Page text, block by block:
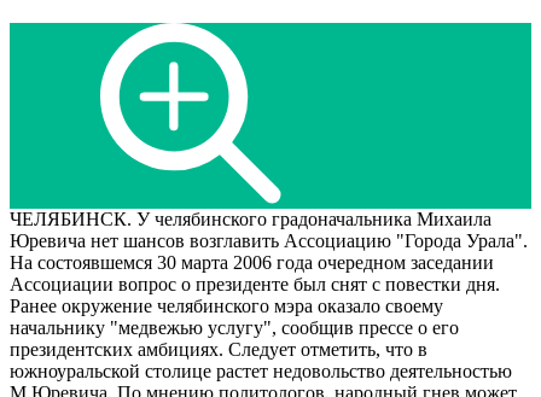
ЧЕЛЯБИНСК. У челябинского градоначальника Михаила
Юревича нет шансов возглавить Ассоциацию "Города Урала".
На состоявшемся 30 марта 2006 года очередном заседании
Ассоциации вопрос о президенте был снят с повестки дня.
Ранее окружение челябинского мэра оказало своему
начальнику "медвежью услугу", сообщив прессе о его
президентских амбициях. Следует отметить, что в
южноуральской столице растет недовольство деятельностью